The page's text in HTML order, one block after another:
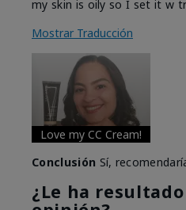
my skin is oily so I set it w
Mostrar Traducción
Love my CC Cream!
Conclusión Sí,
¿Le ha